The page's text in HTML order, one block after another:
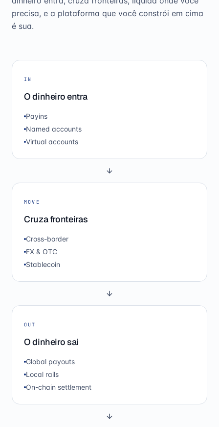
precisa, e a plataforma que você constrói em cima
é sua.
IN
O dinheiro entra
Payins
Named accounts
Virtual accounts
MOVE
Cruza fronteiras
Cross-border
FX & OTC
Stablecoin
OUT
O dinheiro sai
Global payouts
Local rails
On-chain settlement